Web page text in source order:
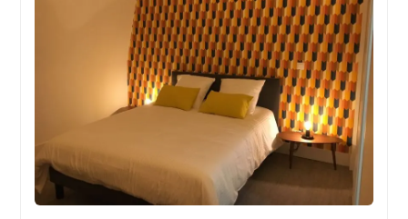
Literie hôtelière 120 x 200
Frigo individuel Alèse de lit